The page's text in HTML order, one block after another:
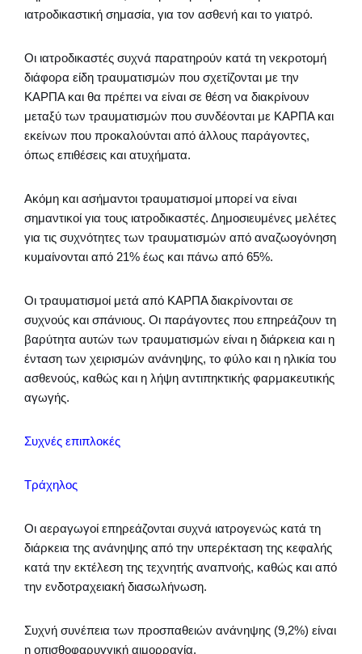
ιατροδικαστική σημασία, για τον ασθενή και το γιατρό.
Οι ιατροδικαστές συχνά παρατηρούν κατά τη νεκροτομή
διάφορα είδη τραυματισμών που σχετίζονται με την
ΚΑΡΠΑ και θα πρέπει να είναι σε θέση να διακρίνουν
μεταξύ των τραυματισμών που συνδέονται με ΚΑΡΠΑ και
εκείνων που προκαλούνται από άλλους παράγοντες,
όπως επιθέσεις και ατυχήματα.
Ακόμη και ασήμαντοι τραυματισμοί μπορεί να είναι
σημαντικοί για τους ιατροδικαστές. Δημοσιευμένες μελέτες
για τις συχνότητες των τραυματισμών από αναζωογόνηση
κυμαίνονται από 21% έως και πάνω από 65%.
Οι τραυματισμοί μετά από ΚΑΡΠΑ διακρίνονται σε
συχνούς και σπάνιους. Οι παράγοντες που επηρεάζουν τη
βαρύτητα αυτών των τραυματισμών είναι η διάρκεια και η
ένταση των χειρισμών ανάνηψης, το φύλο και η ηλικία του
ασθενούς, καθώς και η λήψη αντιπηκτικής φαρμακευτικής
αγωγής.
Συχνές επιπλοκές
Τράχηλος
Οι αεραγωγοί επηρεάζονται συχνά ιατρογενώς κατά τη
διάρκεια της ανάνηψης από την υπερέκταση της κεφαλής
κατά την εκτέλεση της τεχνητής αναπνοής, καθώς και από
την ενδοτραχειακή διασωλήνωση.
Συχνή συνέπεια των προσπαθειών ανάνηψης (9,2%) είναι
η οπισθοφαρυγγική αιμορραγία.